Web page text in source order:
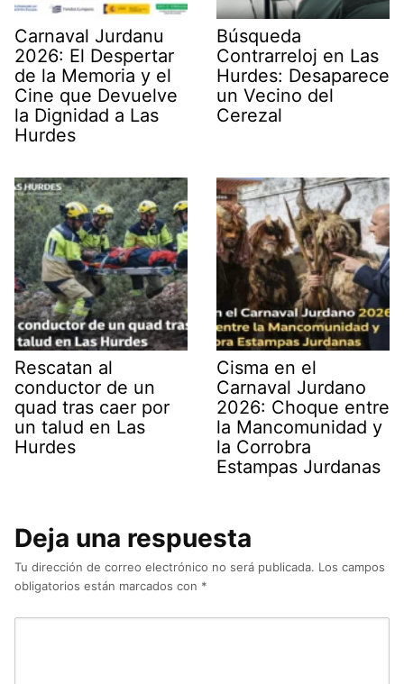
Carnaval Jurdanu
2026: El Despertar
de la Memoria y el
Cine que Devuelve
la Dignidad a Las
Hurdes
Búsqueda
Contrarreloj en Las
Hurdes: Desaparece
un Vecino del
Cerezal
Rescatan al
conductor de un
quad tras caer por
un talud en Las
Hurdes
Cisma en el
Carnaval Jurdano
2026: Choque entre
la Mancomunidad y
la Corrobra
Estampas Jurdanas
Deja una respuesta
Tu dirección de correo electrónico no será publicada. Los campos
obligatorios están marcados con *